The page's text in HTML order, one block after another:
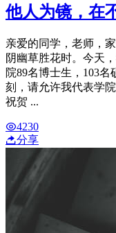
他人为镜，在
亲爱的同学，老师，
阴幽草胜花时。今天
院89名博士生，103
刻，请允许我代表学
祝贺 ...
4230
分享